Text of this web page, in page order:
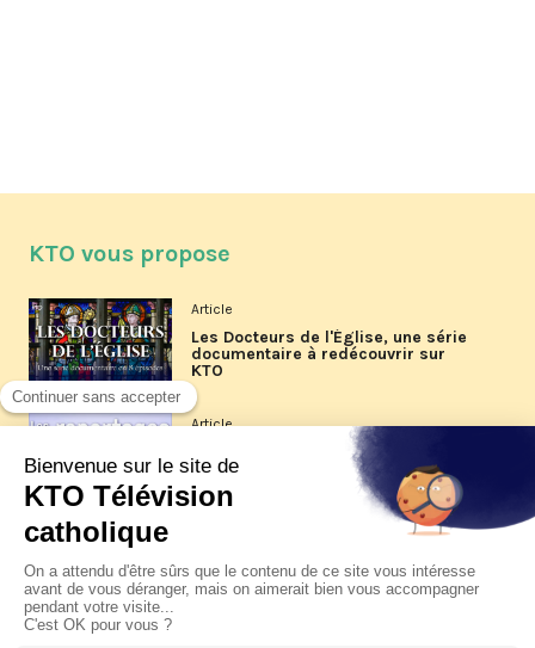
KTO vous propose
Article
Les Docteurs de l'Église, une série
documentaire à redécouvrir sur
KTO
Article
Les reportages d'été 2026 de KTO
La visite pastorale du pape Léon
XIV à Assise à suivre sur KTO le
jeudi 6 août